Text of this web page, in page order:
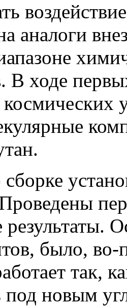
аналоги
В ходе
было,
так,
под новым